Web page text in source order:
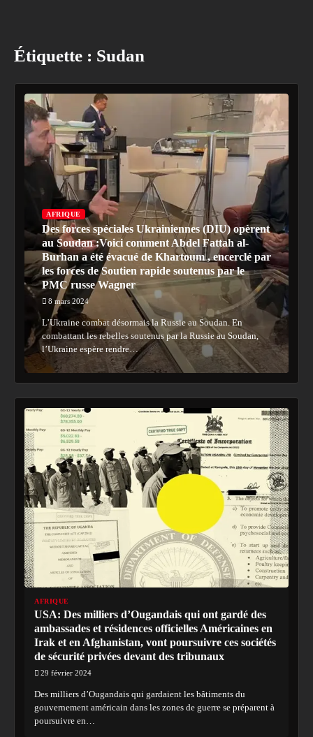
Étiquette : Sudan
AFRIQUE
Des forces spéciales Ukrainiennes (DIU) opèrent
au Soudan :Voici comment Abdel Fattah al-
Burhan a été évacué de Khartoum , encerclé par
les forces de Soutien rapide soutenus par le
PMC russe Wagner
8 mars 2024
L’Ukraine combat désormais la Russie au Soudan. En
combattant les rebelles soutenus par la Russie au Soudan,
l’Ukraine espère rendre…
AFRIQUE
USA: Des milliers d’Ougandais qui ont gardé des
ambassades et résidences officielles Américaines en
Irak et en Afghanistan, vont poursuivre ces sociétés
de sécurité privées devant des tribunaux
29 février 2024
Des milliers d’Ougandais qui gardaient les bâtiments du
gouvernement américain dans les zones de guerre se préparent à
poursuivre en…